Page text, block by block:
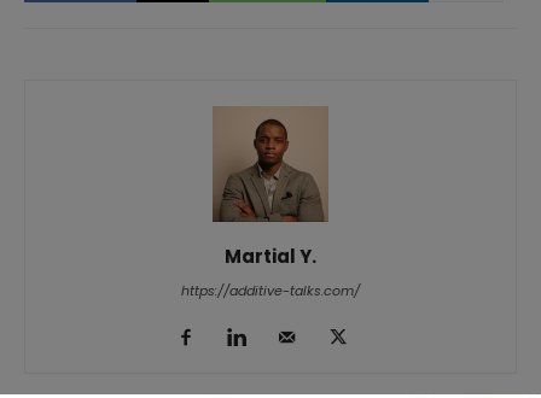
Martial Y.
https://additive-talks.com/